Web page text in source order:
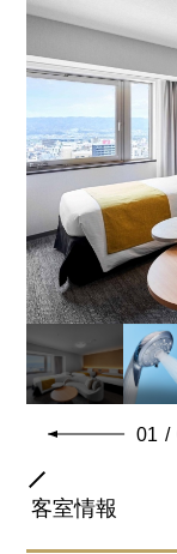
バスタイプ
ユニットバス
特徴
※ベビーベッド設
26.8平米広々の
ウット使用も可
お子様連れのご
めです
「ReFa FINE
ない水と微細な
し、心地よく温
「ReFa
置。ReFaの独
共通客室設備・
01 /
客室情報